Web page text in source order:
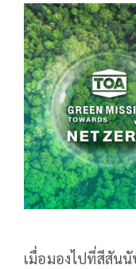
เมื่อมองไปที่สีสัน